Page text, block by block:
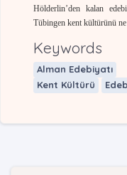
Hölderlin’den kalan
Tübingen kent kültürünü
Keywords
Alman Edebiyatı
Kent Kültürü